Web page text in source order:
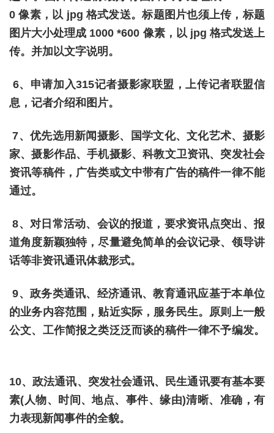
0 像素，以 jpg 格式发送。标题图片也须上传，标题
图片大小处理成 1000 *600 像素，以 jpg 格式发送上
传。并加以文字说明。
6、申请加入315记者摄影家联盟，上传记者联盟信
息，记者介绍和图片。
7、优先选用新闻摄影、国学文化、文化艺术、摄影
家、摄影作品、手机摄影、科教文卫资讯、突发社会
资讯等稿件，广告类或文中带有广告的稿件一律不能
通过。
8、对日常活动、会议的报道，要求资讯点突出、报
道角度新颖独特，尽量避免简单的会议记录、领导讲
话等非资讯通讯体裁形式。
9、政务类通讯、经济通讯、教育通讯应基于本单位
的业务内容范围，贴近实际，服务民生。原则上一般
公文、工作简报之类泛泛而谈的稿件一律不予编发。
10、政法通讯、突发社会通讯、民生通讯要有基本要
素(人物、时间、地点、事件、缘由)清晰、准确，有
力表现新闻事件的全貌。